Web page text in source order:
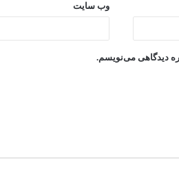
وب‌ سایت
دیدگاهی می‌نویسم.